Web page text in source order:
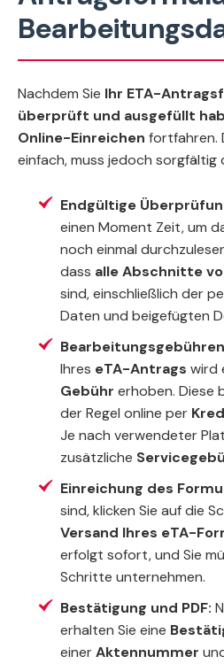
Nachdem Sie Ihr ETA-
überprüft und ausgefüllt
Online-Einreichen fortfahren.
einfach, muss jedoch
Endgültige
einen Moment Zeit, um
noch einmal
dass alle Abschnitte
sind, einschließlich der
Daten und beigefügten
Ihres eTA-Antrags wird
Gebühr erhoben. Diese
der Regel online per
Je nach verwendeter
zusätzliche
Einreichung des
sind, klicken Sie auf die
Versand Ihres eTA-
erfolgt sofort, und Sie
Schritte unternehmen.
Bestätigung und PDF:
erhalten Sie eine
einerAktennummer